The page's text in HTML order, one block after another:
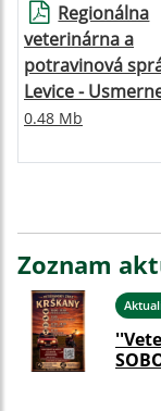
Regionálna
veterinárna a
potravinová
Levice -
0.48 Mb
Zoznam